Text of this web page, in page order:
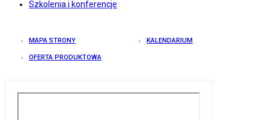
Szkolenia i konferencje
MAPA STRONY KALENDARIUM
OFERTA PRODUKTOWA